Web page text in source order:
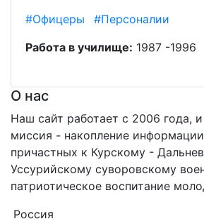
#Офицеры
#Персоналии
Работа в училище: 1987 -1996
О нас
Наш сайт работает с 2006 года,
миссия - накопление
причастных к Курскому -
Уссурийскому суворовскому
патриотическое воспитание
Россия